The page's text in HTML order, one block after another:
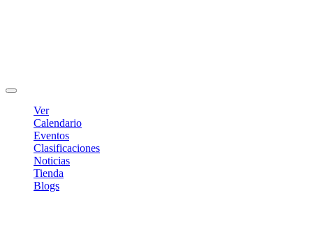
Ver
Calendario
Eventos
Clasificaciones
Noticias
Tienda
Blogs